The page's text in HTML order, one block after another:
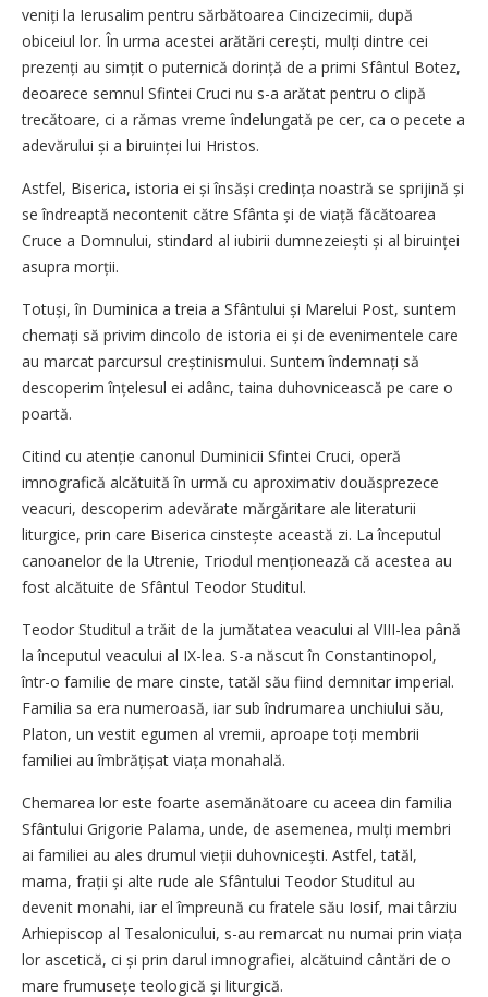
veniți la Ierusalim pentru sărbătoarea Cincizecimii, după
obiceiul lor. În urma acestei arătări cerești, mulți dintre cei
prezenți au simțit o puternică dorință de a primi Sfântul Botez,
deoarece semnul Sfintei Cruci nu s-a arătat pentru o clipă
trecătoare, ci a rămas vreme îndelungată pe cer, ca o pecete a
adevărului și a biruinței lui Hristos.
Astfel, Biserica, istoria ei și însăși credința noastră se sprijină și
se îndreaptă necontenit către Sfânta și de viață făcătoarea
Cruce a Domnului, stindard al iubirii dumnezeiești și al biruinței
asupra morții.
Totuși, în Duminica a treia a Sfântului și Marelui Post, suntem
chemați să privim dincolo de istoria ei și de evenimentele care
au marcat parcursul creștinismului. Suntem îndemnați să
descoperim înțelesul ei adânc, taina duhovnicească pe care o
poartă.
Citind cu atenție canonul Duminicii Sfintei Cruci, operă
imnografică alcătuită în urmă cu aproximativ douăsprezece
veacuri, descoperim adevărate mărgăritare ale literaturii
liturgice, prin care Biserica cinstește această zi. La începutul
canoanelor de la Utrenie, Triodul menționează că acestea au
fost alcătuite de Sfântul Teodor Studitul.
Teodor Studitul a trăit de la jumătatea veacului al VIII-lea până
la începutul veacului al IX-lea. S-a născut în Constantinopol,
într-o familie de mare cinste, tatăl său fiind demnitar imperial.
Familia sa era numeroasă, iar sub îndrumarea unchiului său,
Platon, un vestit egumen al vremii, aproape toți membrii
familiei au îmbrățișat viața monahală.
Chemarea lor este foarte asemănătoare cu aceea din familia
Sfântului Grigorie Palama, unde, de asemenea, mulți membri
ai familiei au ales drumul vieții duhovnicești. Astfel, tatăl,
mama, frații și alte rude ale Sfântului Teodor Studitul au
devenit monahi, iar el împreună cu fratele său Iosif, mai târziu
Arhiepiscop al Tesalonicului, s-au remarcat nu numai prin viața
lor ascetică, ci și prin darul imnografiei, alcătuind cântări de o
mare frumusețe teologică și liturgică.